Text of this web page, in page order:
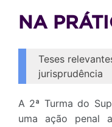
NA
Teses
jurisprudência
A 2ª Turma do
uma ação penal